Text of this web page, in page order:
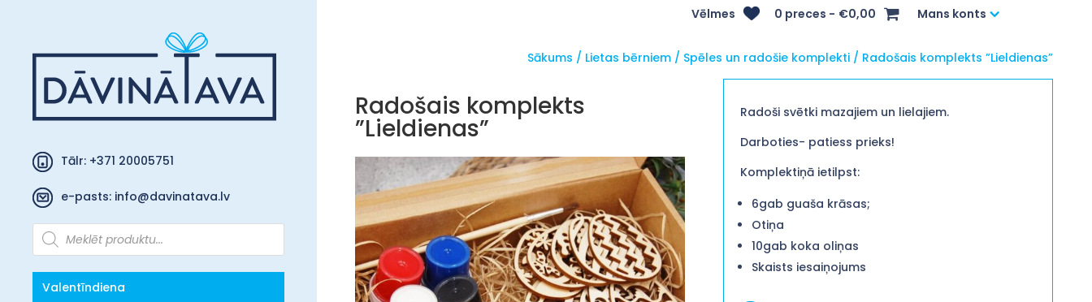
Vēlmes Mans konts
0 preces €0,00
Tālr: +371 20005751
e-pasts: info@davinatava.lv
Products
search
Valentīndiena
Sākums / Lietas bērniem / Spēles un radošie komplekti / Radošais komplekts ”Lieldienas”
Radošais komplekts
”Lieldienas”
Radoši svētki mazajiem un lielajiem.
Darboties- patiess prieks!
Komplektiņā ietilpst:
6gab guaša krāsas;
Otiņa
10gab koka oliņas
Skaists iesaiņojums